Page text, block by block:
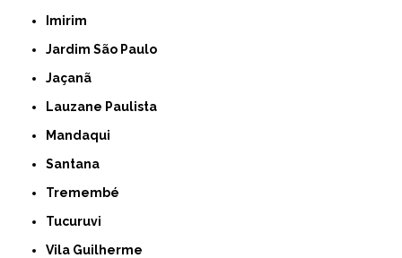
Imirim
Jardim São Paulo
Jaçanã
Lauzane Paulista
Mandaqui
Santana
Tremembé
Tucuruvi
Vila Guilherme